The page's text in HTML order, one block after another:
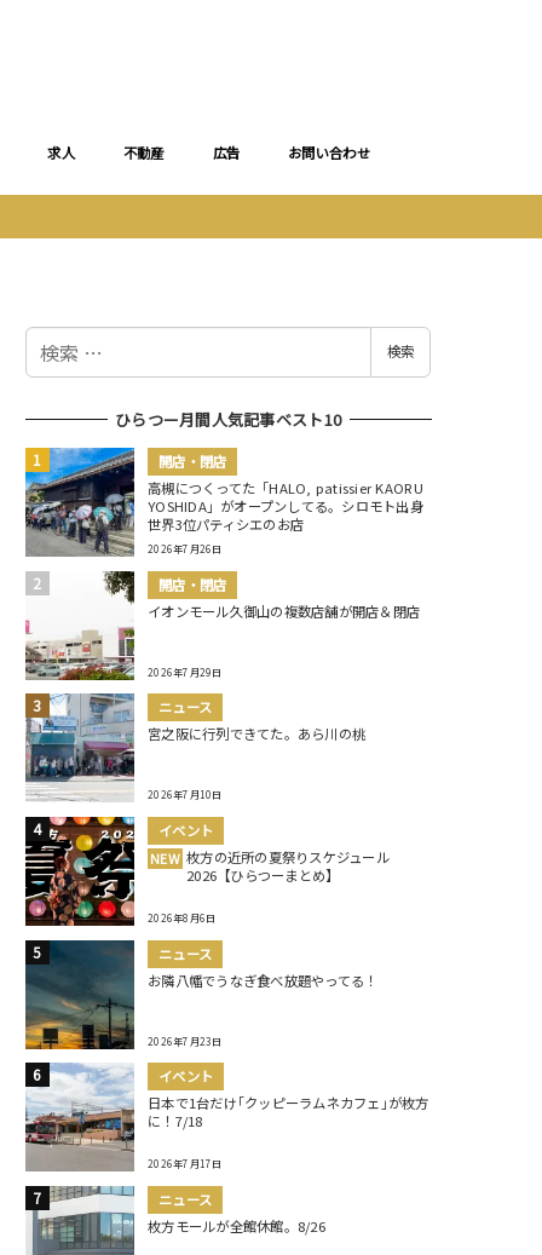
求人 不動産 広告 お問い合わせ
検
検索
ひらつー月間人気記事ベスト10
開店・閉店
高槻につくってた「HALO, patissier KAORU
YOSHIDA」がオープンしてる。シロモト出身
世界3位パティシエのお店
2026年7月26日
開店・閉店
イオンモール久御山の複数店舗が開店＆閉店
2026年7月29日
ニュース
宮之阪に行列できてた。あら川の桃
2026年7月10日
イベント
NEW 枚方の近所の夏祭りスケジュール
2026【ひらつーまとめ】
2026年8月6日
ニュース
お隣八幡でうなぎ食べ放題やってる！
2026年7月23日
イベント
日本で1台だけ｢クッピーラムネカフェ｣が枚方
に！7/18
2026年7月17日
ニュース
枚方モールが全館休館。8/26